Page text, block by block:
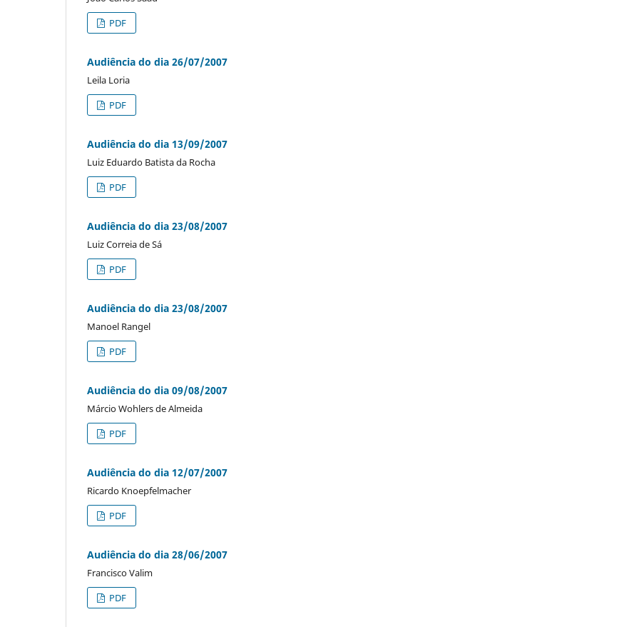
PDF
Audiência do dia 26/07/2007
Leila Loria
PDF
Audiência do dia 13/09/2007
Luiz Eduardo Batista da Rocha
PDF
Audiência do dia 23/08/2007
Luiz Correia de Sá
PDF
Audiência do dia 23/08/2007
Manoel Rangel
PDF
Audiência do dia 09/08/2007
Márcio Wohlers de Almeida
PDF
Audiência do dia 12/07/2007
Ricardo Knoepfelmacher
PDF
Audiência do dia 28/06/2007
Francisco Valim
PDF